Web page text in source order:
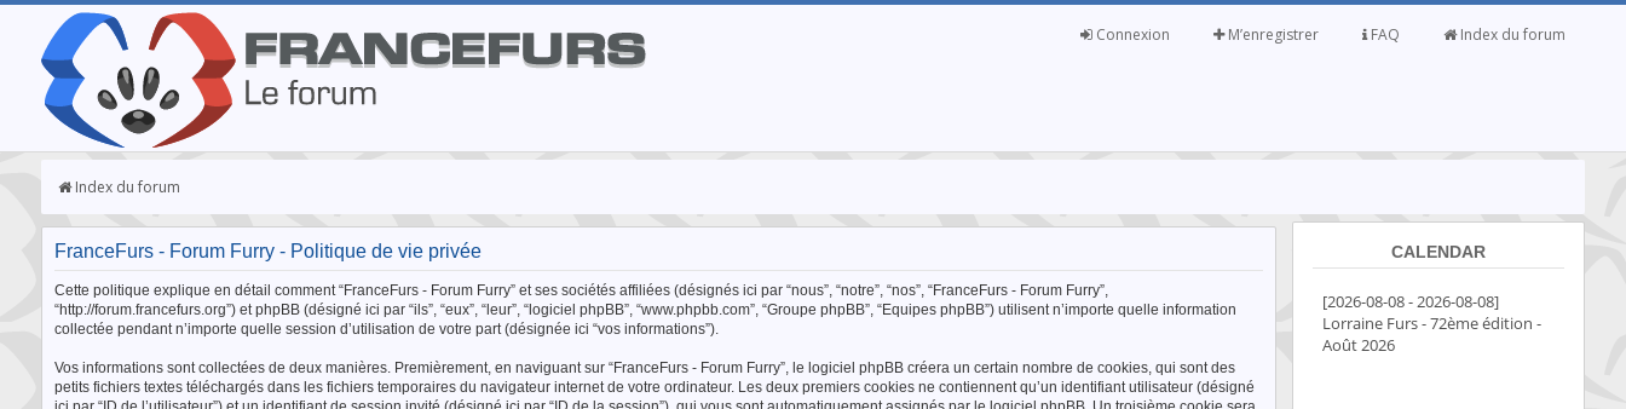
Index du forum
FAQ
M’enregistrer
Connexion
Index du forum
FranceFurs - Forum Furry - Politique de vie privée
Cette politique explique en détail comment “FranceFurs - Forum Furry” et ses sociétés affiliées (désignés ici par “nous”, “notre”, “nos”, “FranceFurs - Forum Furry”,
“http://forum.francefurs.org”) et phpBB (désigné ici par “ils”, “eux”, “leur”, “logiciel phpBB”, “www.phpbb.com”, “Groupe phpBB”, “Equipes phpBB”) utilisent n’importe quelle information
collectée pendant n’importe quelle session d’utilisation de votre part (désignée ici “vos informations”).
Vos informations sont collectées de deux manières. Premièrement, en naviguant sur “FranceFurs - Forum Furry”, le logiciel phpBB créera un certain nombre de cookies, qui sont des
petits fichiers textes téléchargés dans les fichiers temporaires du navigateur internet de votre ordinateur. Les deux premiers cookies ne contiennent qu’un identifiant utilisateur (désigné
CALENDAR